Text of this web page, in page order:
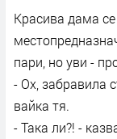
Красива дама
пари, но уви -
- Ох, забравила
вайка тя.
- Така ли?! -